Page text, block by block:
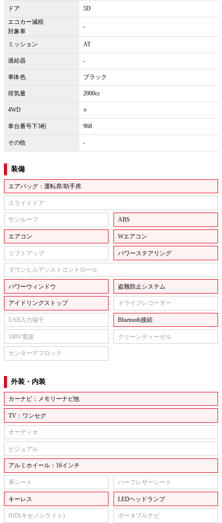
ドア
5D
エコカー減税
対象車
-
ミッション AT
過給器 -
車体色 ブラック
排気量 2000cc
4WD ○
車台番号下3桁 968
その他 -
装備
エアバッグ：運転席/助手席
スライドドア
サンルーフ ABS
エアコン Wエアコン
リフトアップ パワーステアリング
ダウンヒルアシストコントロール
パワーウィンドウ 盗難防止システム
アイドリングストップ ドライブレコーダー
USB入力端子 Bluetooth接続
100V電源 クリーンディーゼル
センターデフロック
外装・内装
カーナビ：メモリーナビ他
TV：ワンセグ
オーディオ
ビジュアル
アルミホイール：16インチ
革シート ハーフレザーシート
キーレス LEDヘッドランプ
HID(キセノンライト) ポータブルナビ